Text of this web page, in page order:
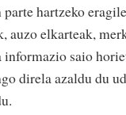
parte hartzeko
auzo elkarteak,
saio
direla azaldu du